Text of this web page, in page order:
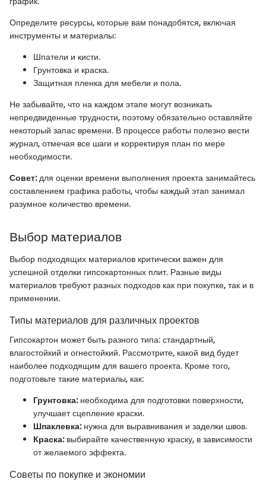
Определите ресурсы, которые вам понадобятся, включая
инструменты и материалы:
Шпатели и кисти.
Грунтовка и краска.
Защитная пленка для мебели и пола.
Не забывайте, что на каждом этапе могут возникать
непредвиденные трудности, поэтому обязательно оставляйте
некоторый запас времени. В процессе работы полезно вести
журнал, отмечая все шаги и корректируя план по мере
необходимости.
Совет:для оценки времени выполнения проекта занимайтесь
составлением графика работы, чтобы каждый этап занимал
разумное количество времени.
Выбор материалов
Выбор подходящих материалов критически важен для
успешной отделки гипсокартонных плит. Разные виды
материалов требуют разных подходов как при покупке, так и в
применении.
Типы материалов для различных проектов
Гипсокартон может быть разного типа: стандартный,
влагостойкий и огнестойкий. Рассмотрите, какой вид будет
наиболее подходящим для вашего проекта. Кроме того,
подготовьте такие материалы, как:
Грунтовка:необходима для подготовки поверхности,
улучшает сцепление краски.
Шпаклевка:нужна для выравнивания и заделки швов.
Краска:выбирайте качественную краску, в зависимости
от желаемого эффекта.
Советы по покупке и экономии